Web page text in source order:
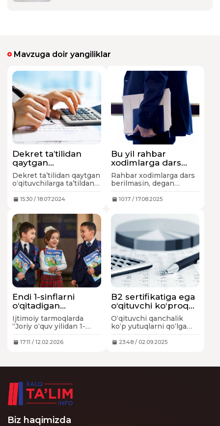
Mavzuga doir yangiliklar
Dekret ta’tilidan
qaytgan
o‘qituvchilarga faqat
ta’tildan avvalgi dars
soatlarigina
beriladimi?
Dekret ta’tilidan qaytgan
o‘qituvchilarga ta’tildan
beriladi degan qoida
15:30 / 18.07.2024
Bu yil rahbar
xodimlarga dars
berilmaydimi?
Rahbar xodimlarga dars
berilmasin, degan
10:17 / 17.08.2025
Endi 1-sinflarni
o‘qitadigan
o‘qituvchilar oliy
yoki birinchi toifali
bo‘lishi kerakmi?
Ijtimoiy tarmoqlarda
“Joriy o‘quv yilidan 1-
o‘qituvchilar oliy yoki
mazmundagi xabarlar
qanchalik asosli?
17:11 / 12.02.2026
B2 sertifikatiga ega
o‘qituvchi ko‘proq
dars olishi
mumkinmi?
O‘qituvchi qanchalik
ko‘p yutuqlarni qo‘lga
taqsimoti bo‘yicha
oshib boradi.
23:48 / 02.09.2025
Biz haqimizda